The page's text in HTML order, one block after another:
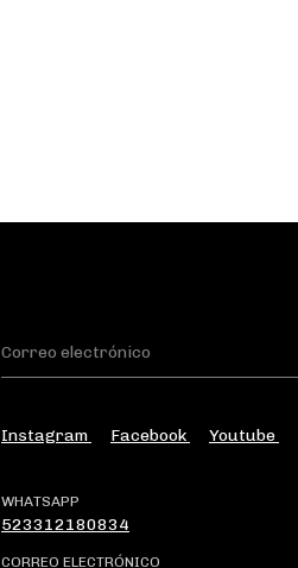
Instagram Facebook Youtube
WHATSAPP
523312180834
CORREO ELECTRÓNICO